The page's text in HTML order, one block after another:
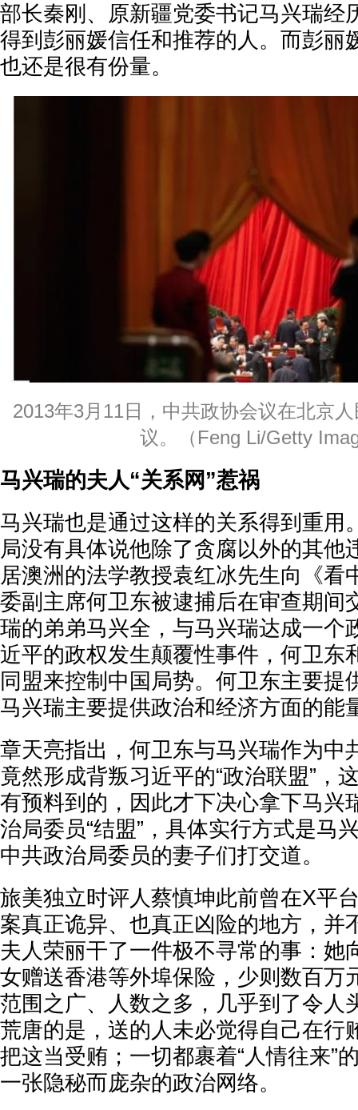
部长秦刚、原新疆党委书记马兴瑞经
得到彭丽媛信任和推荐的人。而彭丽
也还是很有份量。
2013年3月11日，中共政协会议在北京
议。（Feng Li/Getty
马兴瑞的夫人“关系网”惹祸
马兴瑞也是通过这样的关系得到重用
局没有具体说他除了贪腐以外的其他
居澳洲的法学教授袁红冰先生向《看
委副主席何卫东被逮捕后在审查期间
瑞的弟弟马兴全，与马兴瑞达成一个
近平的政权发生颠覆性事件，何卫东
同盟来控制中国局势。何卫东主要提
马兴瑞主要提供政治和经济方面的能
章天亮指出，何卫东与马兴瑞作为中
竟然形成背叛习近平的“政治联盟”，
有预料到的，因此才下决心拿下马兴
治局委员“结盟”，具体实行方式是马
中共政治局委员的妻子们打交道。
旅美独立时评人蔡慎坤此前曾在X平
案真正诡异、也真正凶险的地方，并
夫人荣丽干了一件极不寻常的事：她
女赠送香港等外埠保险，少则数百万
范围之广、人数之多，几乎到了令人
荒唐的是，送的人未必觉得自己在行
把这当受贿；一切都裹着“人情往来”
一张隐秘而庞杂的政治网络。